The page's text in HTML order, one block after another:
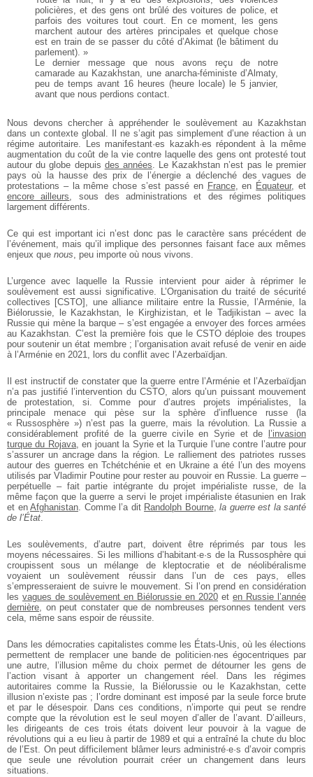
policières, et des gens ont brûlé des voitures de police, et
parfois des voitures tout court. En ce moment, les gens
marchent autour des artères principales et quelque chose
est en train de se passer du côté d’Akimat (le bâtiment du
parlement). »
Le dernier message que nous avons reçu de notre
camarade au Kazakhstan, une anarcha-féministe d’Almaty,
peu de temps avant 16 heures (heure locale) le 5 janvier,
avant que nous perdions contact.
Nous devons chercher à appréhender le soulèvement au Kazakhstan
dans un contexte global. Il ne s’agit pas simplement d’une réaction à un
régime autoritaire. Les manifestant·es kazakh·es répondent à la même
augmentation du coût de la vie contre laquelle des gens ont protesté tout
autour du globe depuis des années. Le Kazakhstan n’est pas le premier
pays où la hausse des prix de l’énergie a déclenché des vagues de
protestations – la même chose s’est passé en France, en Équateur, et
encore ailleurs, sous des administrations et des régimes politiques
largement différents.
Ce qui est important ici n’est donc pas le caractère sans précédent de
l’événement, mais qu’il implique des personnes faisant face aux mêmes
enjeux que nous, peu importe où nous vivons.
L’urgence avec laquelle la Russie intervient pour aider à réprimer le
soulèvement est aussi significative. L’Organisation du traité de sécurité
collectives [CSTO], une alliance militaire entre la Russie, l’Arménie, la
Biélorussie, le Kazakhstan, le Kirghizistan, et le Tadjikistan – avec la
Russie qui mène la barque – s’est engagée a envoyer des forces armées
au Kazakhstan. C’est la première fois que le CSTO déploie des troupes
pour soutenir un état membre ; l’organisation avait refusé de venir en aide
à l’Arménie en 2021, lors du conflit avec l’Azerbaïdjan.
Il est instructif de constater que la guerre entre l’Arménie et l’Azerbaïdjan
n’a pas justifié l’intervention du CSTO, alors qu’un puissant mouvement
de protestation, si. Comme pour d’autres projets impérialistes, la
principale menace qui pèse sur la sphère d’influence russe (la
« Russosphère ») n’est pas la guerre, mais la révolution. La Russie a
considérablement profité de la guerre civile en Syrie et de
l’invasion
turque du Rojava, en jouant la Syrie et la Turquie l’une contre l’autre pour
s’assurer un ancrage dans la région. Le ralliement des patriotes russes
autour des guerres en Tchétchénie et en Ukraine a été l’un des moyens
utilisés par Vladimir Poutine pour rester au pouvoir en Russie. La guerre –
perpétuelle – fait partie intégrante du projet impérialiste russe, de la
même façon que la guerre a servi le projet impérialiste étasunien en Irak
et en Afghanistan. Comme l’a dit Randolph Bourne, la guerre est la santé
de l’État.
Les soulèvements, d’autre part, doivent être réprimés par tous les
moyens nécessaires. Si les millions d’habitant·e·s de la Russosphère qui
croupissent sous un mélange de kleptocratie et de néolibéralisme
voyaient un soulèvement réussir dans l’un de ces pays, elles
s’empresseraient de suivre le mouvement. Si l’on prend en considération
les vagues de soulèvement en Biélorussie en 2020 et en Russie l’année
dernière, on peut constater que de nombreuses personnes tendent vers
cela, même sans espoir de réussite.
Dans les démocraties capitalistes comme les États-Unis, où les élections
permettent de remplacer une bande de politicien·nes égocentriques par
une autre, l’illusion même du choix permet de détourner les gens de
l’action visant à apporter un changement réel. Dans les régimes
autoritaires comme la Russie, la Biélorussie ou le Kazakhstan, cette
illusion n’existe pas ; l’ordre dominant est imposé par la seule force brute
et par le désespoir. Dans ces conditions, n’importe qui peut se rendre
compte que la révolution est le seul moyen d’aller de l’avant. D’ailleurs,
les dirigeants de ces trois états doivent leur pouvoir à la vague de
révolutions qui a eu lieu à partir de 1989 et qui a entraîné la chute du bloc
de l’Est. On peut difficilement blâmer leurs administré·e·s d’avoir compris
que seule une révolution pourrait créer un changement dans leurs
situations.